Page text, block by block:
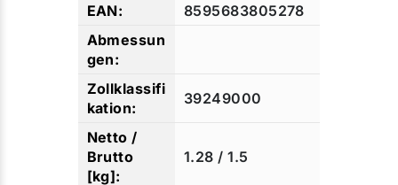
8595683805278
39249000
1.28 / 1.5